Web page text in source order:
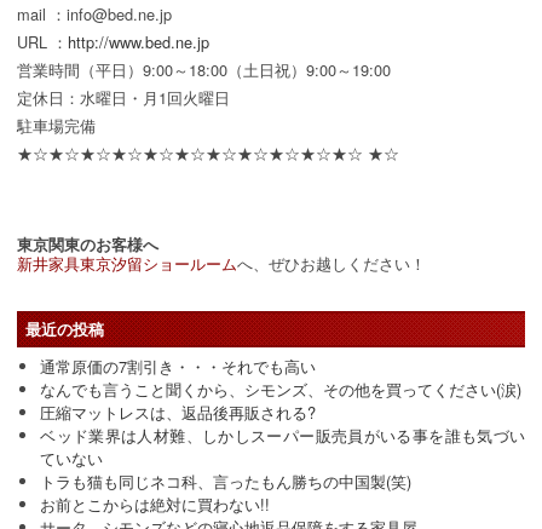
mail ：info@bed.ne.jp
URL ： http://www.bed.ne.jp
営業時間（平日）9:00～18:00（土日祝）9:00～19:00
定休日：水曜日・月1回火曜日
駐車場完備
★☆★☆★☆★☆★☆★☆★☆★☆★☆★☆★☆ ★☆
東京関東のお客様へ
新井家具東京汐留ショールームへ、ぜひお越しください！
最近の投稿
通常原価の7割引き・・・それでも高い
なんでも言うこと聞くから、シモンズ、その他を買ってください(涙)
圧縮マットレスは、返品後再販される?
ベッド業界は人材難、しかしスーパー販売員がいる事を誰も気づい
ていない
トラも猫も同じネコ科、言ったもん勝ちの中国製(笑)
お前とこからは絶対に買わない!!